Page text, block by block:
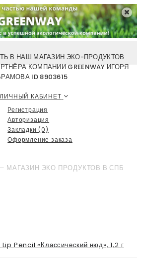
В НАШ МАГАЗИН ЭКО-ПРОДУКТОВ
КОМПАНИИ GREENWAY ИГОРЯ
ID 8903615
ЛИЧНЫЙ КАБИНЕТ
Регистрация
Авторизация
Закладки (0)
Оформление заказа
Pencil «Классический нюд», 1,2 г